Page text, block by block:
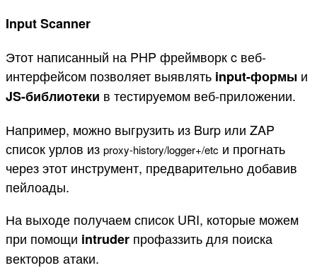
Input Scanner
Этот написанный на PHP фреймворк c веб-
интерфейсом позволяет выявлять input-формы и
JS-библиотеки в тестируемом веб-приложении.
Например, можно выгрузить из Burp или ZAP
список урлов из proxy-history/logger+/etc и прогнать
через этот инструмент, предварительно добавив
пейлоады.
На выходе получаем список URI, которые можем
при помощи intruder профаззить для поиска
векторов атаки.